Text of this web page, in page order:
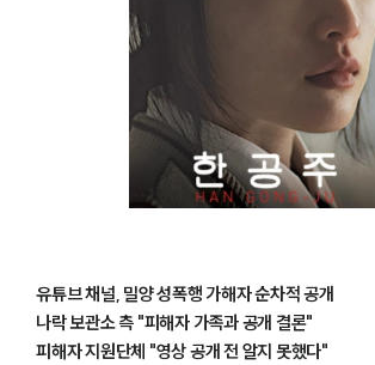
유튜브 채널, 밀양 성폭행 가해자 순차적 공개
나락 보관소 측 "피해자 가족과 공개 결론"
피해자 지원단체 "영상 공개 전 알지 못했다"